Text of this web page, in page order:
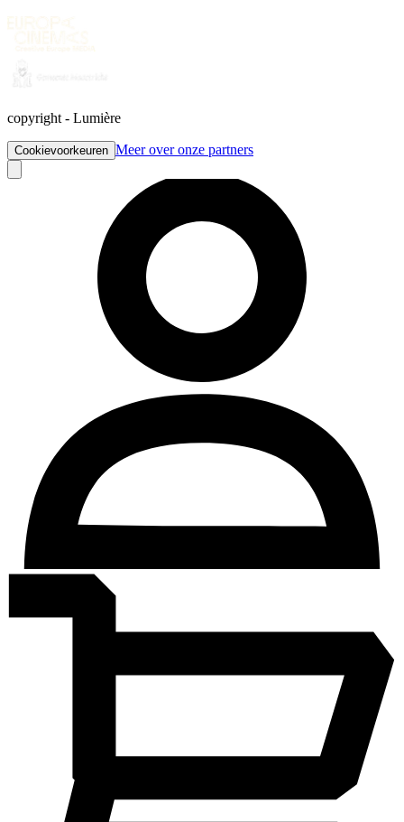
copyright - Lumière
Cookievoorkeuren Meer over onze partners